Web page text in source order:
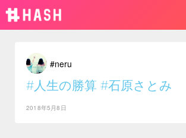
#neru
#人生の勝算 #石原さとみ
2018年5月8日